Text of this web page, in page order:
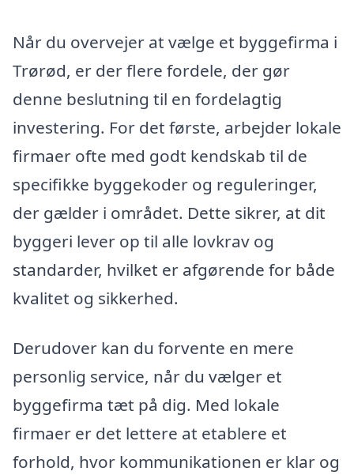
Når du overvejer at vælge et byggefirma i
Trørød, er der flere fordele, der gør
denne beslutning til en fordelagtig
investering. For det første, arbejder lokale
firmaer ofte med godt kendskab til de
specifikke byggekoder og reguleringer,
der gælder i området. Dette sikrer, at dit
byggeri lever op til alle lovkrav og
standarder, hvilket er afgørende for både
kvalitet og sikkerhed.
Derudover kan du forvente en mere
personlig service, når du vælger et
byggefirma tæt på dig. Med lokale
firmaer er det lettere at etablere et
forhold, hvor kommunikationen er klar og